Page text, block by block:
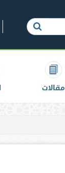
مقالات